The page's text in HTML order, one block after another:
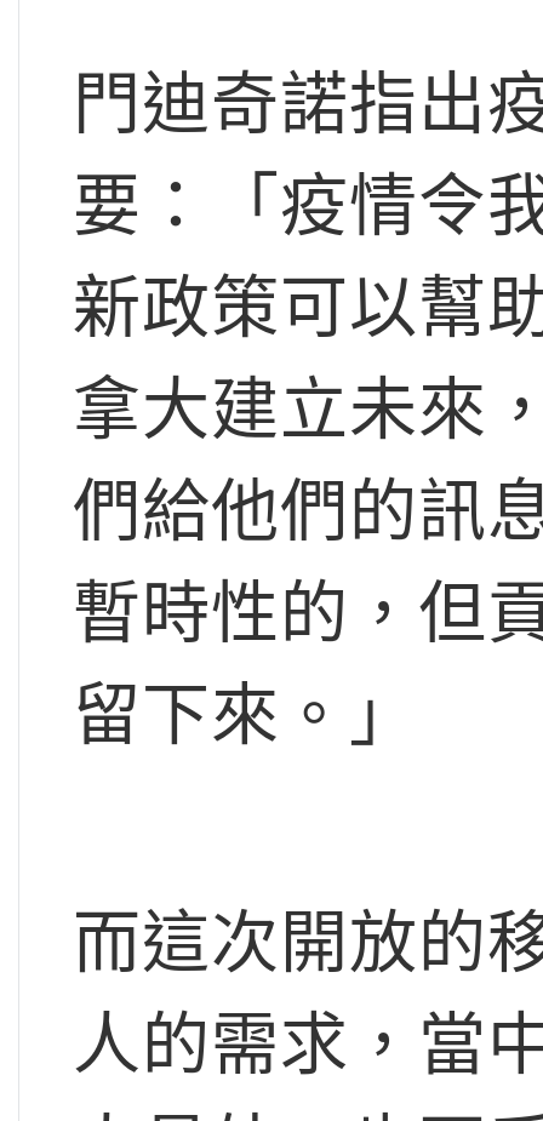
門迪奇諾指出
要：「疫情令
新政策可以幫
拿大建立未來
們給他們的訊
暫時性的，但
留下來。」
而這次開放的
人的需求，當